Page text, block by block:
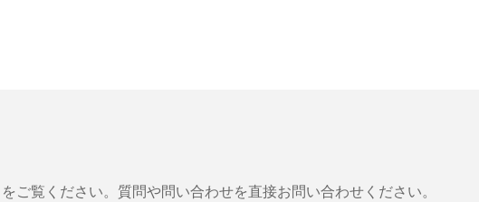
覧ください。質問や問い合わせを直接お問い合わせください。